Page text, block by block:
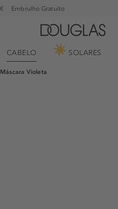
Embrulho Gratuito
CABELO SOLARES
Violeta